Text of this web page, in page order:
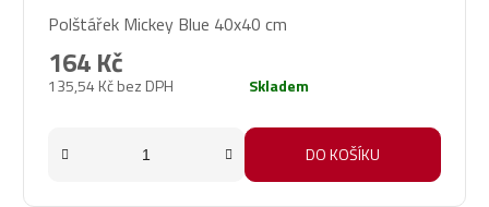
Polštářek Mickey Blue 40x40 cm
135,54 Kč bez DPH
164 Kč
Skladem
DO KOŠÍKU